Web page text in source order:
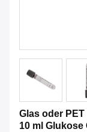
Glas oder
10 ml